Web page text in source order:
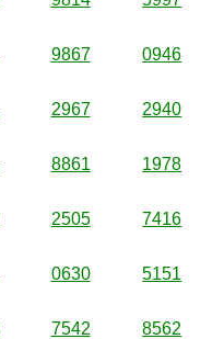
9867 0946
2967 2940
8861 1978
2505 7416
0630 5151
7542 8562